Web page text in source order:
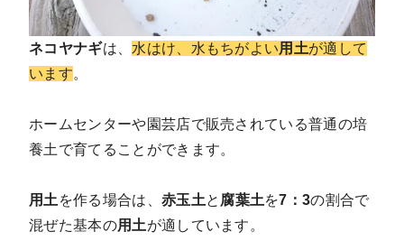
ネコヤナギは、 水はけ、水もちがよい用土が適して
います。
ホームセンターや園芸店で販売されている普通の培
養土で育てることができます。
用土 を作る場合は、 赤玉土と 腐葉土を7：3の割合で
混ぜた基本の用土が適しています。